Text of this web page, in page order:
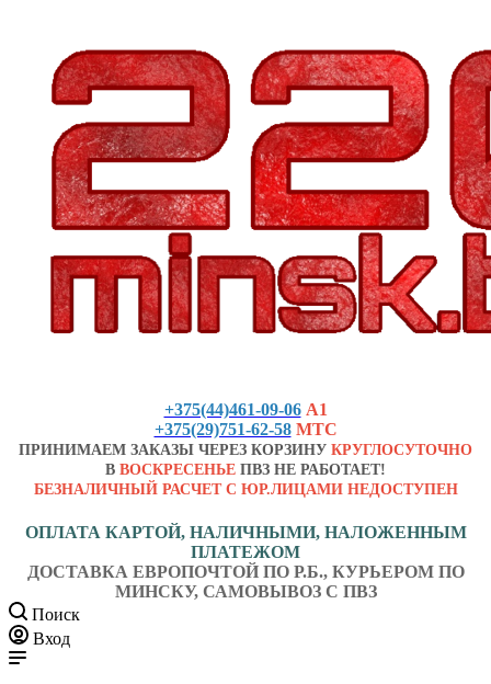
+375(44)461-09-06 А1
+375(29)751-62-58 МТС
ПРИНИМАЕМ ЗАКАЗЫ ЧЕРЕЗ КОРЗИНУ КРУГЛОСУТОЧНО
В ВОСКРЕСЕНЬЕ ПВЗ НЕ РАБОТАЕТ!
БЕЗНАЛИЧНЫЙ РАСЧЕТ С ЮР.ЛИЦАМИ НЕДОСТУПЕН
ОПЛАТА КАРТОЙ, НАЛИЧНЫМИ, НАЛОЖЕННЫМ
ПЛАТЕЖОМ
ДОСТАВКА ЕВРОПОЧТОЙ ПО Р.Б., КУРЬЕРОМ ПО
МИНСКУ, САМОВЫВОЗ С ПВЗ
Поиск
Вход